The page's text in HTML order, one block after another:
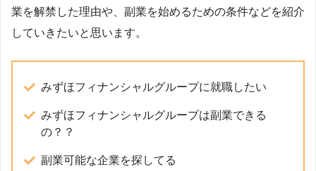
業を解禁した理由や、副業を始めるための条件などを紹介
していきたいと思います。
みずほフィナンシャルグループに就職したい
みずほフィナンシャルグループは副業できる
の？？
副業可能な企業を探してる